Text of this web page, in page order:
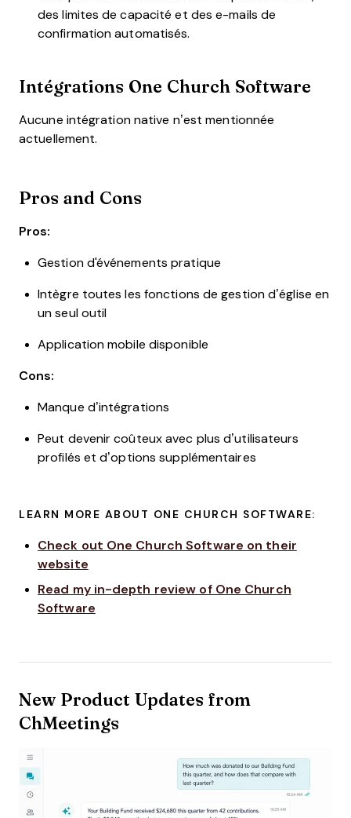
des limites de capacité et des e-mails de
confirmation automatisés.
Intégrations One Church Software
Aucune intégration native n’est mentionnée
actuellement.
Pros and Cons
Pros:
Gestion d'événements pratique
Intègre toutes les fonctions de gestion d’église en
un seul outil
Application mobile disponible
Cons:
Manque d’intégrations
Peut devenir coûteux avec plus d’utilisateurs
profilés et d’options supplémentaires
LEARN MORE ABOUT ONE CHURCH SOFTWARE:
Check out One Church Software on their
website
Read my in-depth review of One Church
Software
New Product Updates from
ChMeetings